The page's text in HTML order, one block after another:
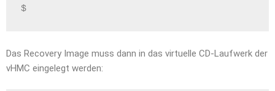
$
Das Recovery Image muss dann in das virtuelle CD-Laufwerk der
vHMC eingelegt werden: